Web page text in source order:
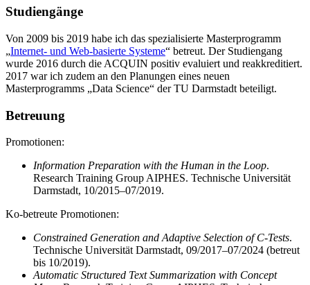
Studiengänge
Von 2009 bis 2019 habe ich das spezialisierte Masterprogramm
„Internet- und Web-basierte Systeme“ betreut. Der Studiengang
wurde 2016 durch die ACQUIN positiv evaluiert und reakkredi­tiert.
2017 war ich zudem an den Planungen eines neuen
Masterprogramms „Data Science“ der TU Darmstadt beteiligt.
Betreuung
Promotionen:
Information Preparation with the Human in the Loop.
Research Training Group AIPHES. Technische Universität
Darmstadt, 10/2015–07/2019.
Ko-betreute Promotionen:
Constrained Generation and Adaptive Selection of C-Tests.
Technische Universität Darmstadt, 09/2017–07/2024 (betreut
bis 10/2019).
Automatic Structured Text Summarization with Concept